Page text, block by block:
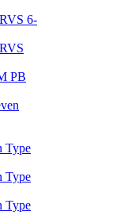
6-
PB
Type
Type
Type